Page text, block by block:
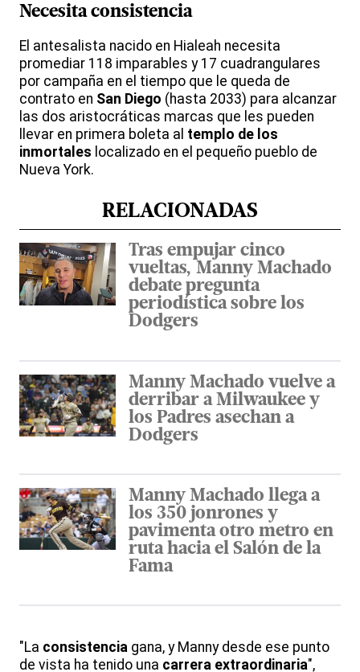
Necesitaconsistencia
El antesalista nacido en Hialeah necesita
promediar 118 imparables y 17 cuadrangulares
por campaña en el tiempo que le queda de
contrato en San Diego (hasta 2033) para alcanzar
las dos aristocráticas marcas que les pueden
llevar en primera boleta al templo de los
inmortales localizado en el pequeño pueblo de
Nueva York.
RELACIONADAS
Tras empujar cinco
vueltas, Manny Machado
debate pregunta
periodística sobre los
Dodgers
Manny Machado vuelve a
derribar a Milwaukee y
los Padres asechan a
Dodgers
Manny Machado llega a
los 350 jonrones y
pavimenta otro metro en
ruta hacia el Salón de la
Fama
"La consistencia gana, y Manny desde ese punto
de vista ha tenido una carrera extraordinaria",